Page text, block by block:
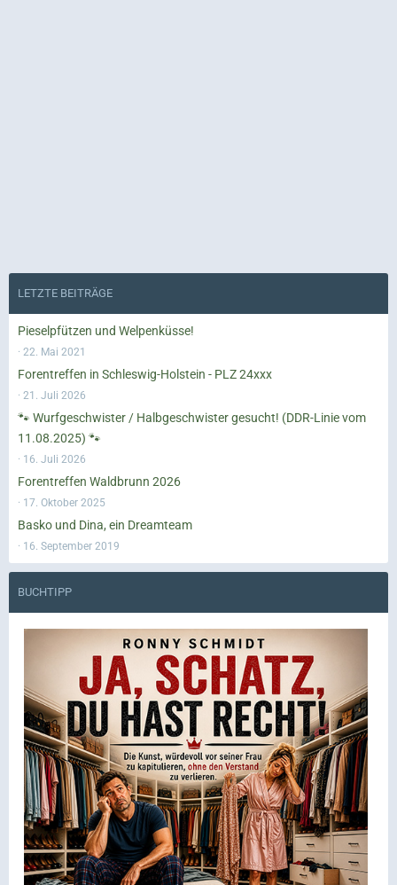
LETZTE BEITRÄGE
Pieselpfützen und Welpenküsse!
22. Mai 2021
Forentreffen in Schleswig-Holstein - PLZ 24xxx
21. Juli 2026
🐾 Wurfgeschwister / Halbgeschwister gesucht! (DDR-Linie vom
11.08.2025) 🐾
16. Juli 2026
Forentreffen Waldbrunn 2026
17. Oktober 2025
Basko und Dina, ein Dreamteam
16. September 2019
BUCHTIPP